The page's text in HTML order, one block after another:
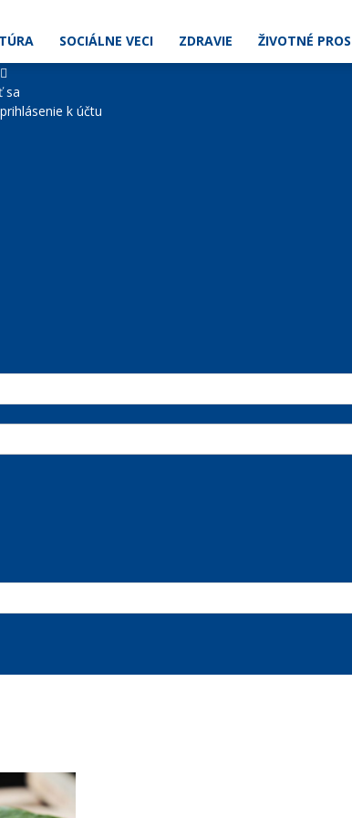
SOCIÁLNE VECI ZDRAVIE ŽIVOTNÉ
sa
k účtu